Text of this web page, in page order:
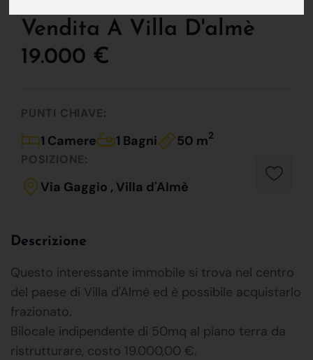
Vendita A Villa D'almè
19.000 €
PUNTI CHIAVE:
1 Camere 1 Bagni 50 m2
POSIZIONE:
Via Gaggio , Villa d'Almè
Descrizione
Questo interessante immobile si trova nel centro
del paese di Villa d'Almè ed è possibile acquistarlo
frazionato.
Bilocale indipendente di 50mq al piano terra da
ristrutturare, costo 19.000,00 €.